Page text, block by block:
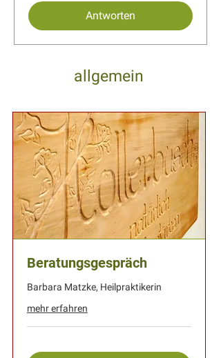
Antworten
allgemein
Beratungsgespräch
Barbara Matzke, Heilpraktikerin
mehr erfahren